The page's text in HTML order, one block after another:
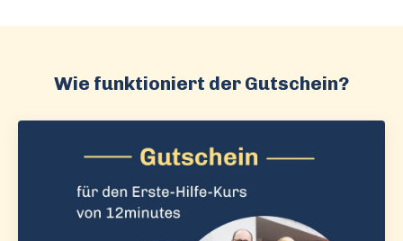
Wie funktioniert der Gutschein?